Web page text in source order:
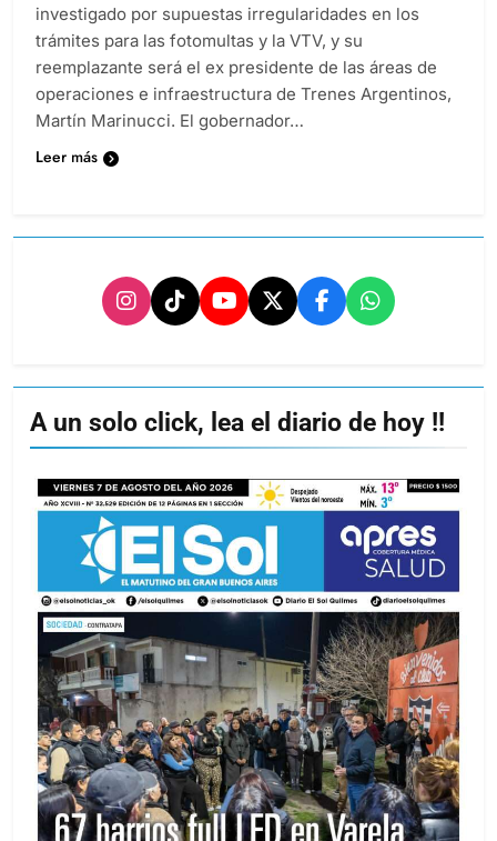
investigado por supuestas irregularidades en los
trámites para las fotomultas y la VTV, y su
reemplazante será el ex presidente de las áreas de
operaciones e infraestructura de Trenes Argentinos,
Martín Marinucci. El gobernador…
Leer más
A un solo click, lea el diario de hoy !!